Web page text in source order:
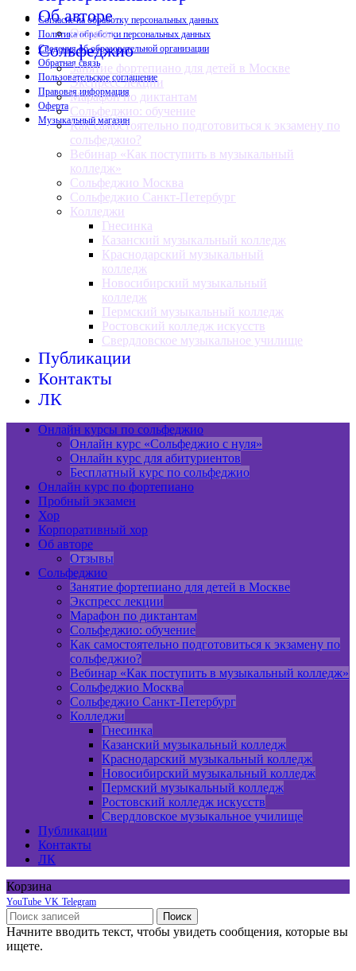
Согласие на обработку персональных данных
Политика обработки персональных данных
Сведения об образовательной организации
Обратная связь
Пользовательское соглашение
Правовая информация
Оферта
Музыкальный магазин
Об авторе
Отзывы
Сольфеджио
Занятие фортепиано для детей в Москве
Экспресс лекции
Марафон по диктантам
Сольфеджио: обучение
Как самостоятельно подготовиться к экзамену по
сольфеджио?
Вебинар «Как поступить в музыкальный
колледж»
Сольфеджио Москва
Сольфеджио Санкт-Петербург
Колледжи
Гнесинка
Казанский музыкальный колледж
Краснодарский музыкальный
колледж
Новосибирский музыкальный
колледж
Пермский музыкальный колледж
Ростовский колледж искусств
Свердловское музыкальное училище
Публикации
Контакты
ЛК
Онлайн курсы по сольфеджио
Онлайн курс «Сольфеджио с нуля»
Онлайн курс для абитуриентов
Бесплатный курс по сольфеджио
Онлайн курс по фортепиано
Пробный экзамен
Хор
Корпоративный хор
Об авторе
Отзывы
Сольфеджио
Занятие фортепиано для детей в Москве
Экспресс лекции
Марафон по диктантам
Сольфеджио: обучение
Как самостоятельно подготовиться к экзамену по
сольфеджио?
Вебинар «Как поступить в музыкальный колледж»
Сольфеджио Москва
Сольфеджио Санкт-Петербург
Колледжи
Гнесинка
Казанский музыкальный колледж
Краснодарский музыкальный колледж
Новосибирский музыкальный колледж
Пермский музыкальный колледж
Ростовский колледж искусств
Свердловское музыкальное училище
Публикации
Контакты
ЛК
Корзина
YouTube VK Telegram
Поиск
Начните вводить текст, чтобы увидеть сообщения, которые вы
ищете.